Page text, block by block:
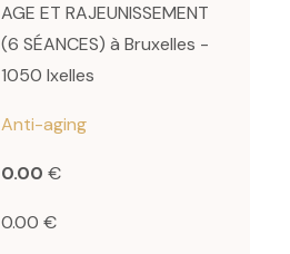
AGE ET RAJEUNISSEMENT
(6 SÉANCES) à Bruxelles -
1050 Ixelles
Anti-aging
0.00 €
0.00 €